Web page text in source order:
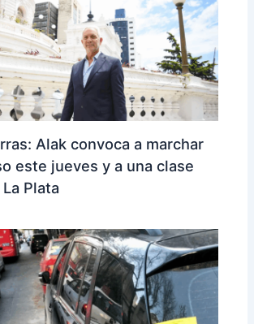
Alak convoca a marchar
este jueves y a una clase
Plata